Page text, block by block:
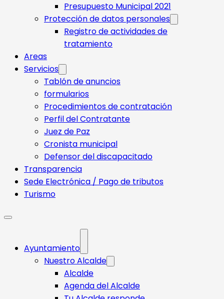
Presupuesto Municipal 2021
Protección de datos personales
Registro de actividades de
tratamiento
Areas
Servicios
Tablón de anuncios
formularios
Procedimientos de contratación
Perfil del Contratante
Juez de Paz
Cronista municipal
Defensor del discapacitado
Transparencia
Sede Electrónica / Pago de tributos
Turismo
Ayuntamiento
Nuestro Alcalde
Alcalde
Agenda del Alcalde